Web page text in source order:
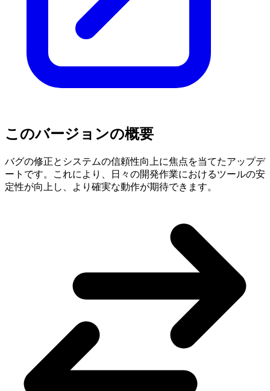
このバージョンの概要
バグの修正とシステムの信頼性向上に焦点を当てたアップデ
ートです。これにより、日々の開発作業におけるツールの安
定性が向上し、より確実な動作が期待できます。